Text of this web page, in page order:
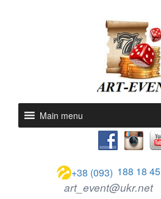
Main menu
+38 (093) 188 18 45
art_event@ukr.net